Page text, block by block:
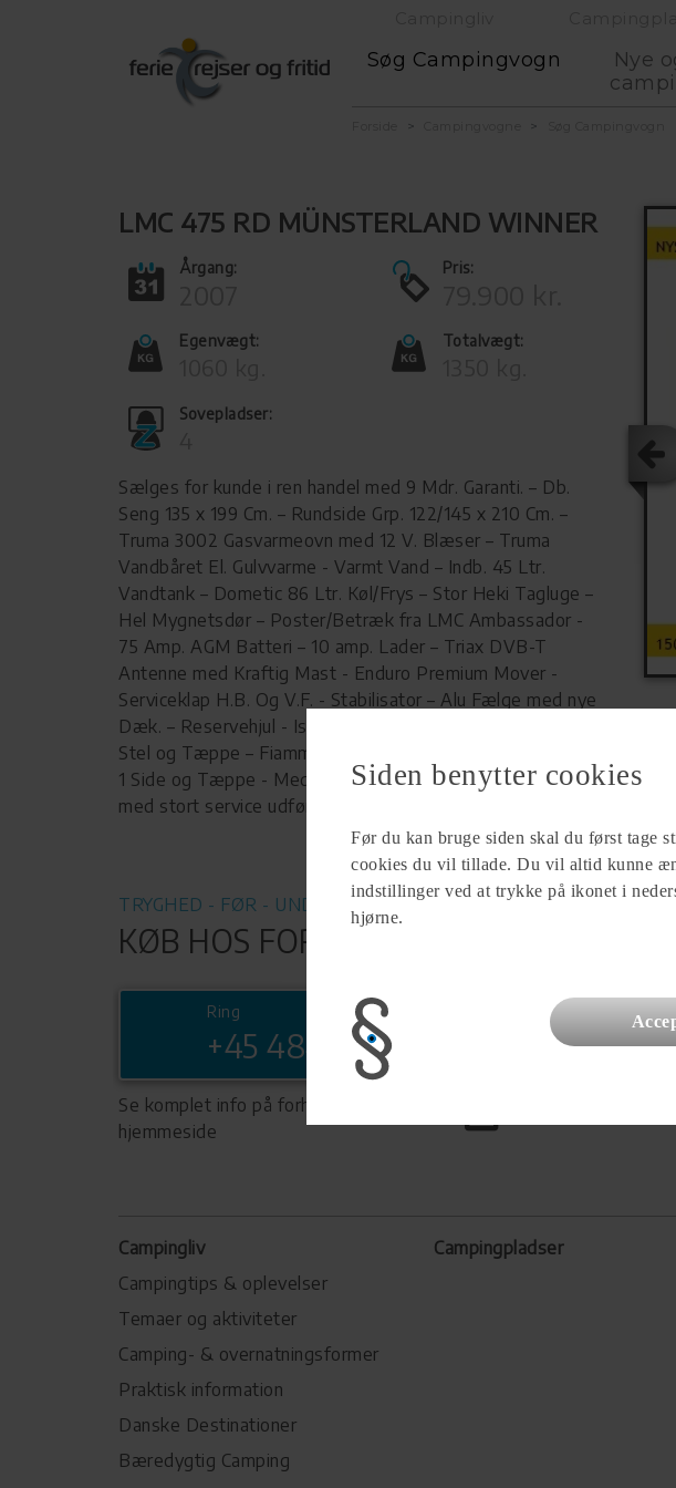
Søg Campingvogn
Nye
LMC 475 RD MÜNSTERLAND WINNER
Årgang: Pris:
Egenvægt: Totalvægt:
Sovepladser:
Sælges for kunde i ren handel med 9 Mdr. Garanti. – Db.
Seng 135 x 199 Cm. – Rundside Grp. 122/145 x 210 Cm. –
Truma 3002 Gasvarmeovn med 12 V. Blæser – Truma
Vandbåret El. Gulvvarme - Varmt Vand – Indb. 45 Ltr.
Vandtank – Dometic 86 Ltr. Køl/Frys – Stor Heki Tagluge –
Hel Mygnetsdør – Poster/Betræk fra LMC Ambassador -
75 Amp. AGM Batteri – 10 amp. Lader – Triax DVB-T
Antenne med Kraftig Mast - Enduro Premium Mover -
Serviceklap H.B. Og V.F. - Stabilisator – Alu Fælge med nye
Dæk. – Reservehjul - Isabella Zenith Lux soltelt med CBX
Stel og Tæppe – Fiamma Carvanstore 310 Cm. Markise med
1 Side og Tæppe - Med 1500 KG. Aksel. Lev. Ny Synet og
med stort service udført. Evt. Totalvægt 1400/1500 Kg. -
TRYGHED - FØR - UNDER - EFTER
KØB HOS FORHANDLER
Ring
+45 48480970
Se komplet info på forhandlerens
hjemmeside
Se
Campingliv
Campingtips & oplevelser
Temaer og aktiviteter
Camping- & overnatningsformer
Praktisk information
Danske Destinationer
Bæredygtig Camping
Campingpladser
Siden benytter cookies
Før du kan bruge siden skal du først tage
cookies du vil tillade. Du vil altid kunne
indstillinger ved at trykke på ikonet i
hjørne.